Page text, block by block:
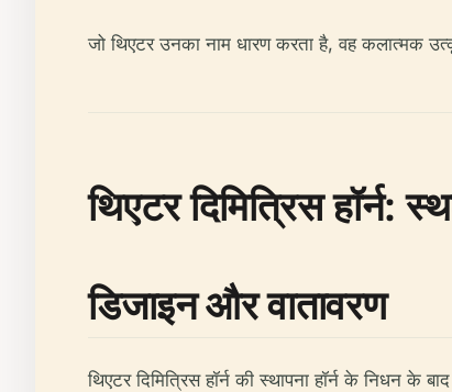
जो थिएटर उनका नाम धारण करता है, वह कलात्मक
थिएटर दिमित्रिस हॉर्न:
डिजाइन और वातावरण
थिएटर दिमित्रिस हॉर्न की स्थापना हॉर्न के निधन के